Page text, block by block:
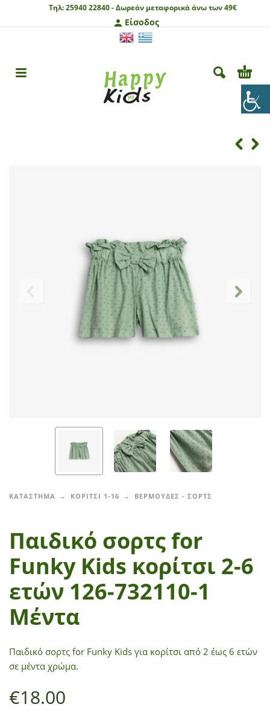
Τηλ:25940 22840 -Δωρεάν μεταφορικά άνω των 49€
Είσοδος
ΚΑΤΑΣΤΗΜΑ ΚΟΡΙΤΣΙ 1-16 ΒΕΡΜΟΥΔΕΣ - ΣΟΡΤΣ
Παιδικό σορτς for
Funky Kids κορίτσι 2-6
ετών 126-732110-1
Μέντα
Παιδικό σορτς for Funky Kids για κορίτσι από 2 έως 6 ετών
σε μέντα χρώμα.
€18.00